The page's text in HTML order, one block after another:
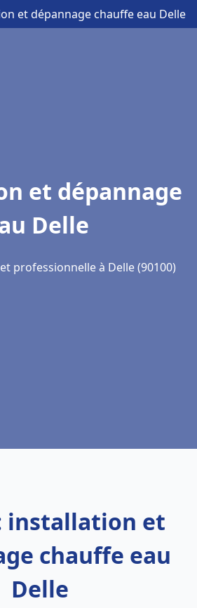
et dépannage chauffe eau Delle
et dépannage
Delle
professionnelle à Delle (90100)
installation et
chauffe eau
Delle